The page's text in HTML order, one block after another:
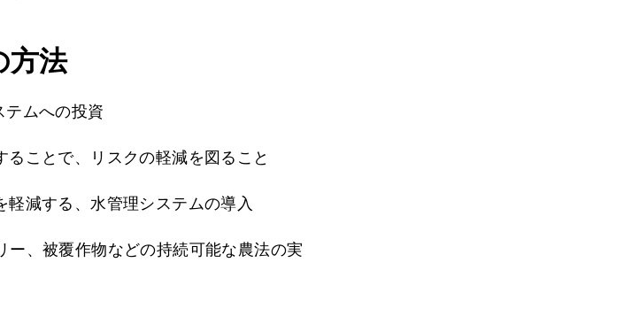
方法
テムへの投資
ことで、リスクの軽減を図ること
減する、水管理システムの導入
ー、被覆作物などの持続可能な農法の実